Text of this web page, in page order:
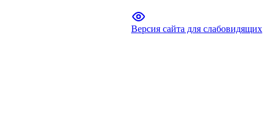
Версия сайта для слабовидящих